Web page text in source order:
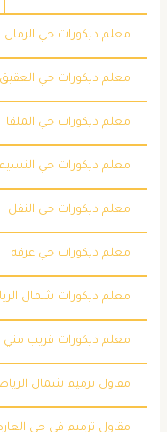
معلم ديكورات حي الرمال
معلم ديكورات حي العقيق
معلم ديكورات حي الملقا
معلم ديكورات حي
معلم ديكورات حي النفل
معلم ديكورات حي عرقه
معلم ديكورات شمال
معلم ديكورات قريب مني
مقاول ترميم شمال
مقاول ترميم في حي